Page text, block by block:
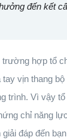
đến kết
trường hợp tổ
vịn thang
trình. Vì vậy
chỉ năng
đáp đến